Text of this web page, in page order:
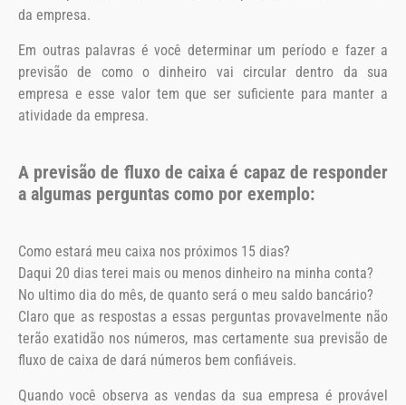
da empresa.
Em outras palavras é você determinar um período e fazer a
previsão de como o dinheiro vai circular dentro da sua
empresa e esse valor tem que ser suficiente para manter a
atividade da empresa.
A previsão de fluxo de caixa é capaz de responder
a algumas perguntas como por exemplo:
Como estará meu caixa nos próximos 15 dias?
Daqui 20 dias terei mais ou menos dinheiro na minha conta?
No ultimo dia do mês, de quanto será o meu saldo bancário?
Claro que as respostas a essas perguntas provavelmente não
terão exatidão nos números, mas certamente sua previsão de
fluxo de caixa de dará números bem confiáveis.
Quando você observa as vendas da sua empresa é provável